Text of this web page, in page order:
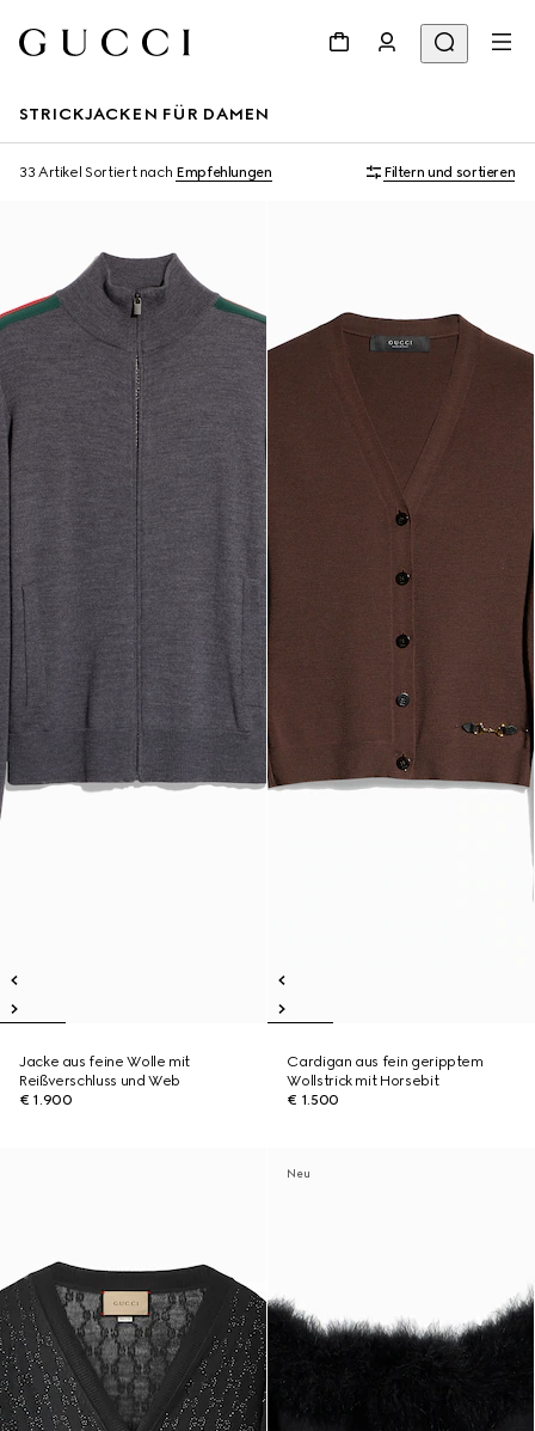
STRICKJACKEN FÜR DAMEN
33 Artikel Sortiert nach Empfehlungen Filtern und sortieren
Jacke aus feine Wolle mit
Reißverschluss und Web
€ 1.900
Cardigan aus fein geripptem
Wollstrick mit Horsebit
€ 1.500
Neu